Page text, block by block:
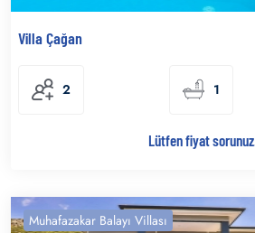
Villa Çağan
2 1
Lütfen fiyat sorunuz.
Muhafazakar Balayı Villası